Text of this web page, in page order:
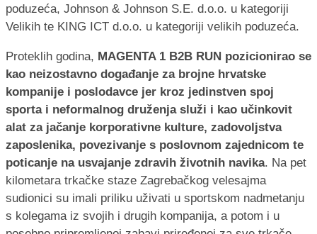
poduzeća, Johnson & Johnson S.E. d.o.o. u kategoriji
Velikih te KING ICT d.o.o. u kategoriji velikih poduzeća.
Proteklih godina, MAGENTA 1 B2B RUN pozicionirao se
kao neizostavno događanje za brojne hrvatske
kompanije i poslodavce jer kroz jedinstven spoj
sporta i neformalnog druženja služi i kao učinkovit
alat za jačanje korporativne kulture, zadovoljstva
zaposlenika, povezivanje s poslovnom zajednicom te
poticanje na usvajanje zdravih životnih navika. Na pet
kilometara trkačke staze Zagrebačkog velesajma
sudionici su imali priliku uživati u sportskom nadmetanju
s kolegama iz svojih i drugih kompanija, a potom i u